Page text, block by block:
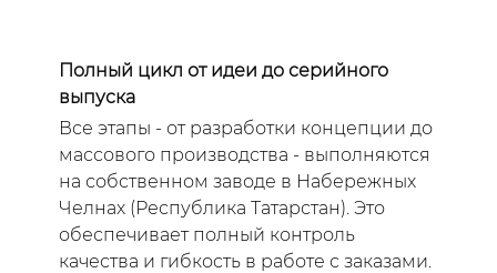
Полный цикл от идеи до серийного
выпуска
Все этапы - от разработки концепции до
массового производства - выполняются
на собственном заводе в Набережных
Челнах (Республика Татарстан). Это
обеспечивает полный контроль
качества и гибкость в работе с заказами.